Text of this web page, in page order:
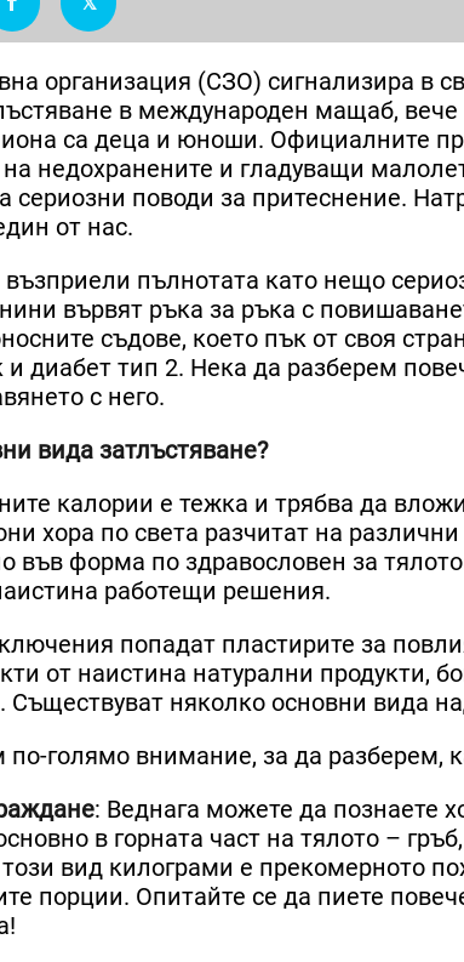
организация (СЗО) сигнализира в
в международен мащаб,
са деца и юноши. Официалните
на недохранените и гладуващи
сериозни поводи за притеснение.
от нас.
пълнотата като нещо
вървят ръка за ръка с
съдове, което пък от своя
и диабет тип 2. Нека да разберем
с него.
вида затлъстяване?
калории е тежка и трябва да
хора по света разчитат на
във форма по здравословен за
работещи решения.
попадат пластирите за
от наистина натурални продукти,
Съществуват няколко основни вида
голямо внимание, за да разберем,
: Веднага можете да познаете
в горната част на тялото –
вид килограми е прекомерното
порции. Опитайте се да пиете